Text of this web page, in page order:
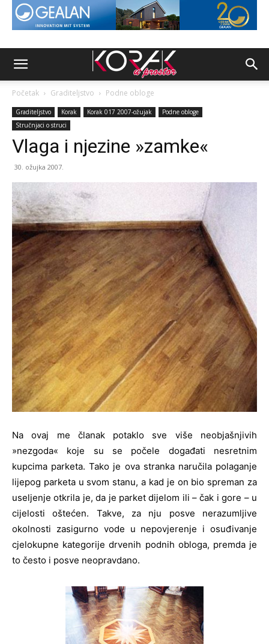
Početak Graditeljstvo Podne obloge
Graditeljstvo Korak Korak 017 2007-ožujak
Podne obloge
Stručnjaci o struci
Vlaga i njezine »zamke«
30. ožujka 2007.
Na ovaj me članak potaklo sve više neobjašnjivih
»nezgoda« koje su se počele događati nesretnim
kupcima parketa. Tako je ova stranka naručila polaganje
lijepog parketa u svom stanu, a kad je on bio spreman za
useljenje otkrila je, da je parket dijelom ili – čak i gore – u
cijelosti oštećen. Takve, za nju posve nerazumljive
okolnosti zasigurno vode u nepovjerenje i osuđivanje
cjelokupne kategorije drvenih podnih obloga, premda je
to često i posve neopravdano.